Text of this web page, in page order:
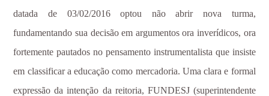
datada de 03/02/2016 optou não abrir nova turma,
fundamentando sua decisão em argumentos ora inverídicos, ora
fortemente pautados no pensamento instrumentalista que insiste
em classificar a educação como mercadoria. Uma clara e formal
expressão da intenção da reitoria, FUNDESJ (superintendente